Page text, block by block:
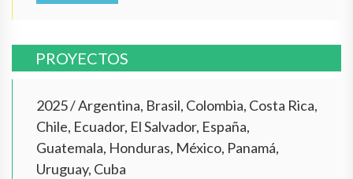
PROYECTOS
2025/Argentina, Brasil, Colombia, Costa Rica,
Chile, Ecuador, El Salvador, España,
Guatemala, Honduras, México, Panamá,
Uruguay, Cuba